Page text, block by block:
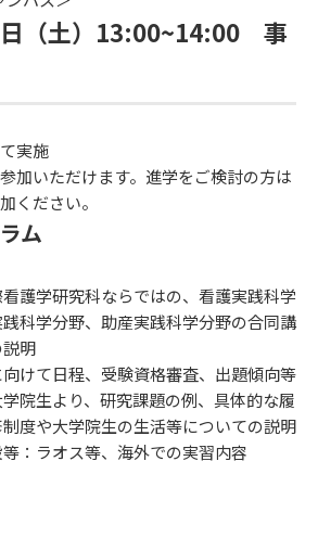
（土）13:00~14:00 事
実施
加いただけます。進学をご検討の方は
ください。
ム
護学研究科ならではの、看護実践科学
科学分野、助産実践科学分野の合同講
明
けて日程、受験資格審査、出題傾向等
院生より、研究課題の例、具体的な履
度や大学院生の生活等についての説明
：ラオス等、海外での実習内容